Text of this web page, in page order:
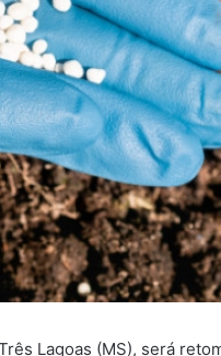
Lagoas (MS), será